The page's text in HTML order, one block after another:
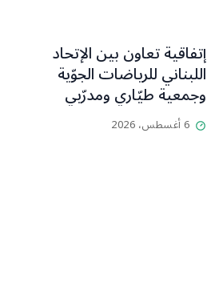
إتفاقية تعاون بين الإتحاد
اللبناني للرياضات الجوّية
وجمعية طيّاري ومدرّبي
الطيران الشراعي
6 أغسطس، 2026